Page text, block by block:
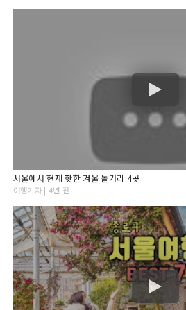
서울에서 현재 핫한 겨울 놀거리 4곳
여행기자 | 4년 전